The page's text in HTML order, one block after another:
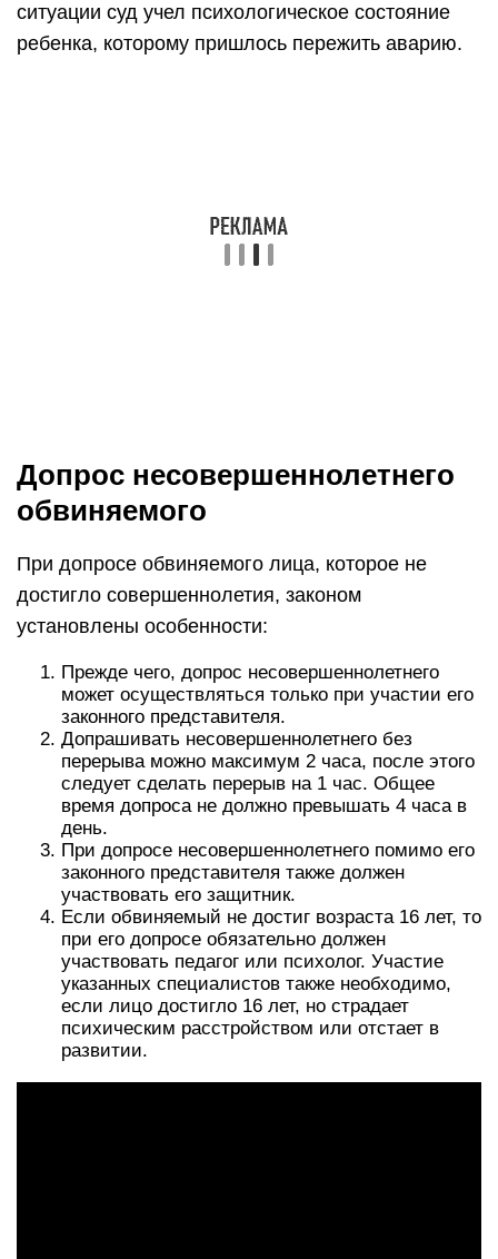
ситуации суд учел психологическое состояние
ребенка, которому пришлось пережить аварию.
Допрос несовершеннолетнего
обвиняемого
При допросе обвиняемого лица, которое не
достигло совершеннолетия, законом
установлены особенности:
Прежде чего, допрос несовершеннолетнего
может осуществляться только при участии его
законного представителя.
Допрашивать несовершеннолетнего без
перерыва можно максимум 2 часа, после этого
следует сделать перерыв на 1 час. Общее
время допроса не должно превышать 4 часа в
день.
При допросе несовершеннолетнего помимо его
законного представителя также должен
участвовать его защитник.
Если обвиняемый не достиг возраста 16 лет, то
при его допросе обязательно должен
участвовать педагог или психолог. Участие
указанных специалистов также необходимо,
если лицо достигло 16 лет, но страдает
психическим расстройством или отстает в
развитии.